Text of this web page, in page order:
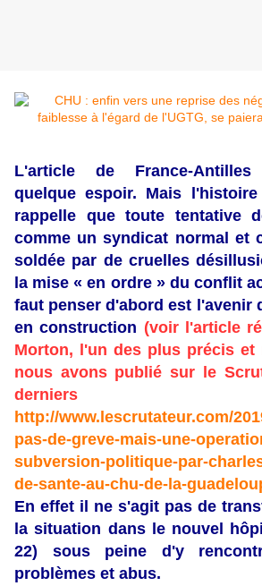
L'article de France-
quelque espoir. Mais
rappelle que toute tentative
comme un syndicat normal et
soldée par de cruelles
la mise « en ordre » du conflit
faut penser d'abord est l'avenir
en construction (voir l'article
Morton, l'un des plus précis et
nous avons publié sur le
http://www.lescrutateur.com/
pas-de-greve-mais-une-
subversion-politique-par-
de-sante-au-chu-de-la-
En effet il ne s'agit pas de
la situation dans le nouvel
22) sous peine d'y
problèmes et abus.